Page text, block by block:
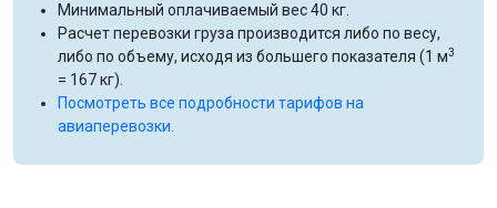
Минимальный оплачиваемый вес 40 кг.
Расчет перевозки груза производится либо по весу,
либо по объему, исходя из большего показателя (1 м3
= 167 кг).
Посмотреть все подробности тарифов на
авиаперевозки.